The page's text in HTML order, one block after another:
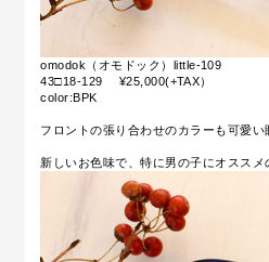
omodok（オモドック）little-109
43□18-129 ¥25,000(+TAX）
color:BPK
フロントの張り合わせのカラーも可愛い
新しいお色味で、特に男の子にオススメ